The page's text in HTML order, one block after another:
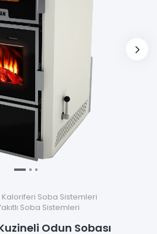
Kaloriferi Soba Sistemleri
Soba Sistemleri
Odun Sobası